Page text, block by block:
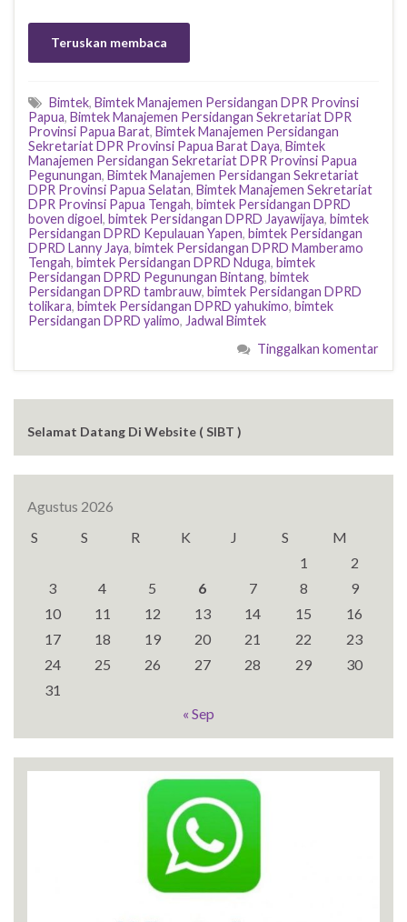
Teruskan membaca
Bimtek, Bimtek Manajemen Persidangan DPR Provinsi
Papua, Bimtek Manajemen Persidangan Sekretariat DPR
Provinsi Papua Barat, Bimtek Manajemen Persidangan
Sekretariat DPR Provinsi Papua Barat Daya, Bimtek
Manajemen Persidangan Sekretariat DPR Provinsi Papua
Pegunungan, Bimtek Manajemen Persidangan Sekretariat
DPR Provinsi Papua Selatan, Bimtek Manajemen Sekretariat
DPR Provinsi Papua Tengah, bimtek Persidangan DPRD
boven digoel, bimtek Persidangan DPRD Jayawijaya, bimtek
Persidangan DPRD Kepulauan Yapen, bimtek Persidangan
DPRD Lanny Jaya, bimtek Persidangan DPRD Mamberamo
Tengah, bimtek Persidangan DPRD Nduga, bimtek
Persidangan DPRD Pegunungan Bintang, bimtek
Persidangan DPRD tambrauw, bimtek Persidangan DPRD
tolikara, bimtek Persidangan DPRD yahukimo, bimtek
Persidangan DPRD yalimo, Jadwal Bimtek
Tinggalkan komentar
Selamat Datang Di Website ( SIBT )
Agustus 2026
S
S R K J S
M
1
2
3
4 5 6 7 8
9
10
11 12 13 14 15
16
17
18 19 20 21 22
23
24
25 26 27 28 29
30
31
« Sep